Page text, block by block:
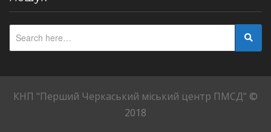
КНП "Перший Черкаський міський центр ПМСД" ©
2018